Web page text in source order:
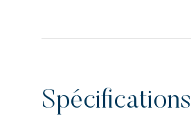
Spécifications